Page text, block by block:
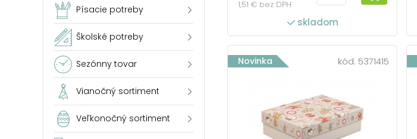
Písacie potreby
Školské potreby
Sezónny tovar
Vianočný sortiment
Veľkonočný sortiment
1,51 € bez DPH
skladom
Novinka kód: 5371415